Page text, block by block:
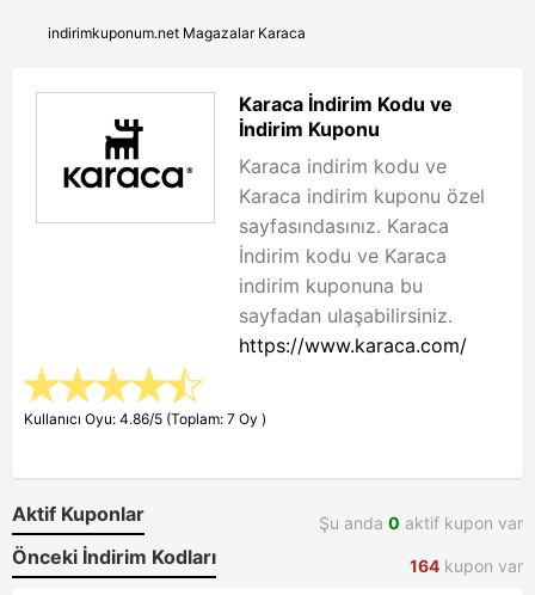
indirimkuponum.net Magazalar Karaca
Karaca İndirim Kodu ve
İndirim Kuponu
Karaca indirim kodu ve
Karaca indirim kuponu özel
sayfasındasınız. Karaca
İndirim kodu ve Karaca
indirim kuponuna bu
sayfadan ulaşabilirsiniz.
https://www.karaca.com/
Kullanıcı Oyu: 4.86/5 (Toplam: 7 Oy )
Aktif Kuponlar Şu anda 0 aktif kupon var
Önceki İndirim Kodları 164 kupon var